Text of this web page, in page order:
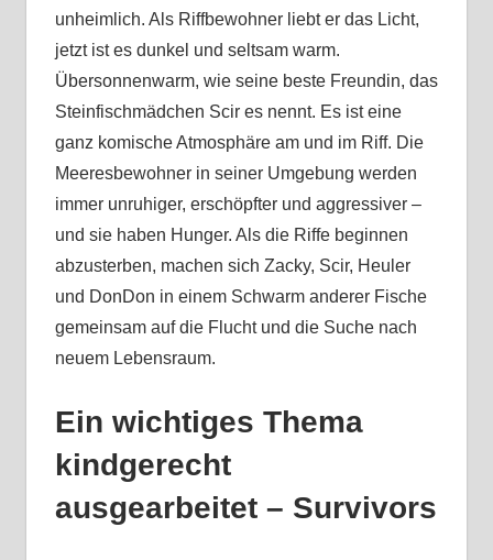
unheimlich. Als Riffbewohner liebt er das Licht,
jetzt ist es dunkel und seltsam warm.
Übersonnenwarm, wie seine beste Freundin, das
Steinfischmädchen Scir es nennt. Es ist eine
ganz komische Atmosphäre am und im Riff. Die
Meeresbewohner in seiner Umgebung werden
immer unruhiger, erschöpfter und aggressiver –
und sie haben Hunger. Als die Riffe beginnen
abzusterben, machen sich Zacky, Scir, Heuler
und DonDon in einem Schwarm anderer Fische
gemeinsam auf die Flucht und die Suche nach
neuem Lebensraum.
Ein wichtiges Thema
kindgerecht
ausgearbeitet – Survivors